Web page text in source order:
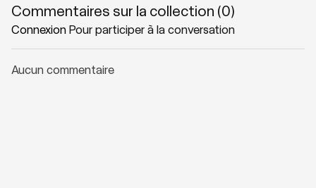
Commentaires sur la collection (0)
Connexion Pour participer à la conversation
Aucun commentaire